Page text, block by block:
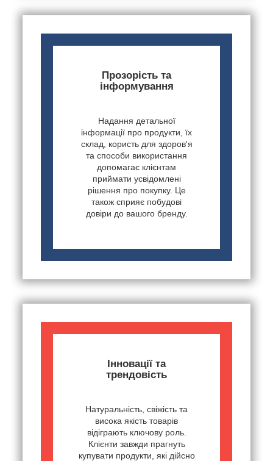
Прозорість та
інформування
Надання детальної
інформації про продукти, їх
склад, користь для здоров'я
та способи використання
допомагає клієнтам
приймати усвідомлені
рішення про покупку. Це
також сприяє побудові
довіри до вашого бренду.
Інновації та
трендовість
Натуральність, свіжість та
висока якість товарів
відіграють ключову роль.
Клієнти завжди прагнуть
купувати продукти, які дійсно